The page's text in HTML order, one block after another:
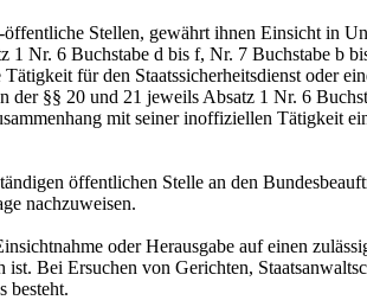
Stellen, gewährt ihnen Einsicht in
1 Nr. 6 Buchstabe d bis f, Nr. 7 Buchstabe
für den Staatssicherheitsdienst oder
§§ 20 und 21 jeweils Absatz 1 Nr. 6
mit seiner inoffiziellen Tätigkeit
öffentlichen Stelle an den
nachzuweisen.
oder Herausgabe auf einen
Bei Ersuchen von Gerichten,
besteht.